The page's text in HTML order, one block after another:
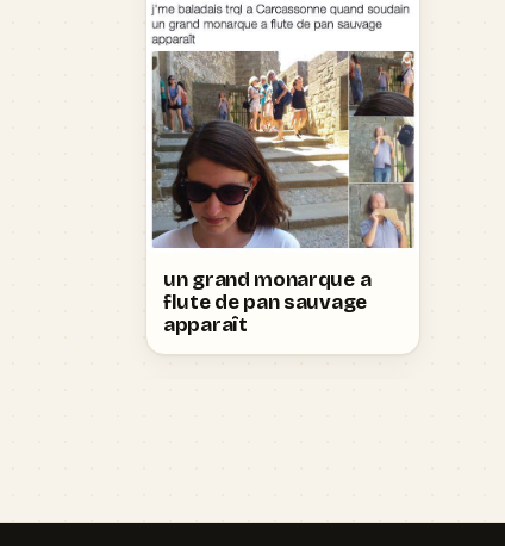
un grand monarque a
flute de pan sauvage
apparaît